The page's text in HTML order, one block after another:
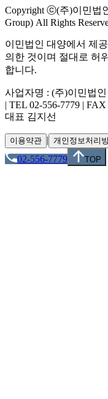
Copyright ⓒ(주)이민법
Group) All Rights
이민법인 대양에서 제
의한 것이며 절대로 허
합니다.
사업자명 : (주)이민법
| TEL 02-556-7779 |
대표 김지선
이용약관 | 개인정보처리
02-556-7779
TOP